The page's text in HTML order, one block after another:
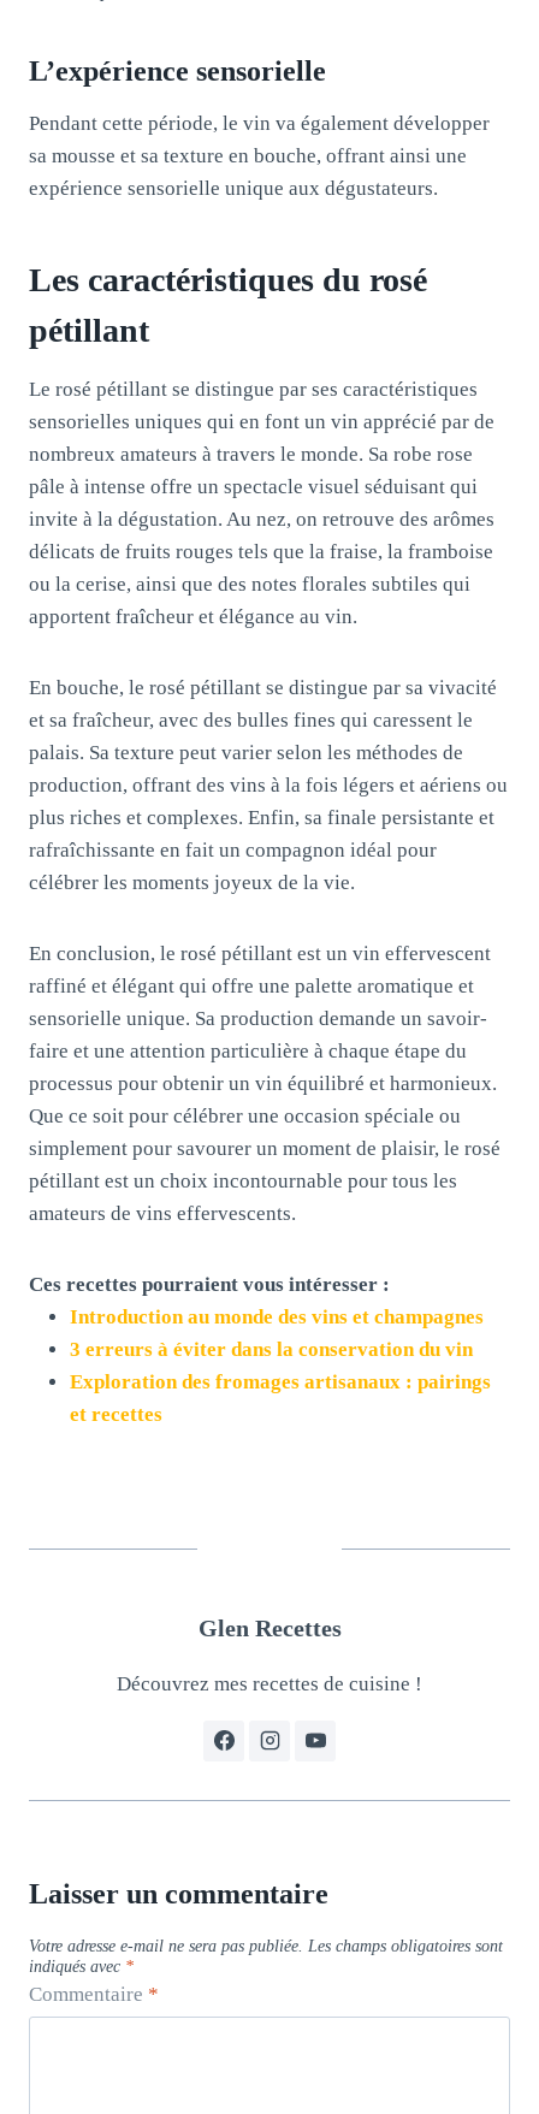
L’expérience sensorielle
Pendant cette période, le vin va également développer
sa mousse et sa texture en bouche, offrant ainsi une
expérience sensorielle unique aux dégustateurs.
Les caractéristiques du rosé
pétillant
Le rosé pétillant se distingue par ses caractéristiques
sensorielles uniques qui en font un vin apprécié par de
nombreux amateurs à travers le monde. Sa robe rose
pâle à intense offre un spectacle visuel séduisant qui
invite à la dégustation. Au nez, on retrouve des arômes
délicats de fruits rouges tels que la fraise, la framboise
ou la cerise, ainsi que des notes florales subtiles qui
apportent fraîcheur et élégance au vin.
En bouche, le rosé pétillant se distingue par sa vivacité
et sa fraîcheur, avec des bulles fines qui caressent le
palais. Sa texture peut varier selon les méthodes de
production, offrant des vins à la fois légers et aériens ou
plus riches et complexes. Enfin, sa finale persistante et
rafraîchissante en fait un compagnon idéal pour
célébrer les moments joyeux de la vie.
En conclusion, le rosé pétillant est un vin effervescent
raffiné et élégant qui offre une palette aromatique et
sensorielle unique. Sa production demande un savoir-
faire et une attention particulière à chaque étape du
processus pour obtenir un vin équilibré et harmonieux.
Que ce soit pour célébrer une occasion spéciale ou
simplement pour savourer un moment de plaisir, le rosé
pétillant est un choix incontournable pour tous les
amateurs de vins effervescents.
Ces recettes pourraient vous intéresser :
Introduction au monde des vins et champagnes
3 erreurs à éviter dans la conservation du vin
Exploration des fromages artisanaux : pairings
et recettes
Glen Recettes
Découvrez mes recettes de cuisine !
Laisser un commentaire
Votre adresse e-mail ne sera pas publiée. Les champs obligatoires sont
indiqués avec *
Commentaire *